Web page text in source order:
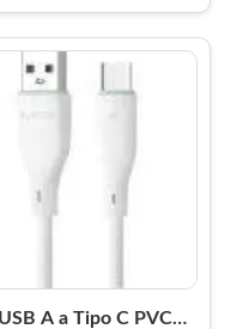
A a Tipo C PVC